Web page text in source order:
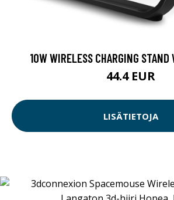
10W WIRELESS CHARGING
44.4 EUR
LISÄTIETOJA